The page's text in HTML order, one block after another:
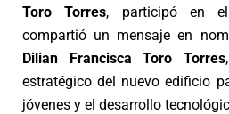
Toro Torres, participó en
compartió un mensaje en
Dilian Francisca Toro Torres
estratégico del nuevo edificio
jóvenes y el desarrollo